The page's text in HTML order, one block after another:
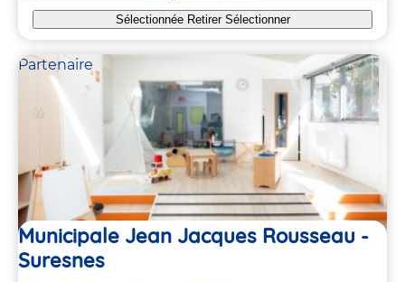
Sélectionnée Retirer Sélectionner
Partenaire
Municipale Jean Jacques Rousseau -
Suresnes